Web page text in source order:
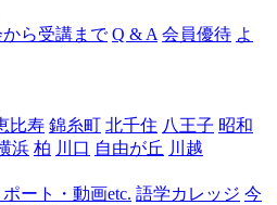
から受講まで Q & A 会員優待 よ
比寿 錦糸町 北千住 八王子 昭和
浜 柏 川口 自由が丘 川越
ート・動画etc. 語学カレッジ 今